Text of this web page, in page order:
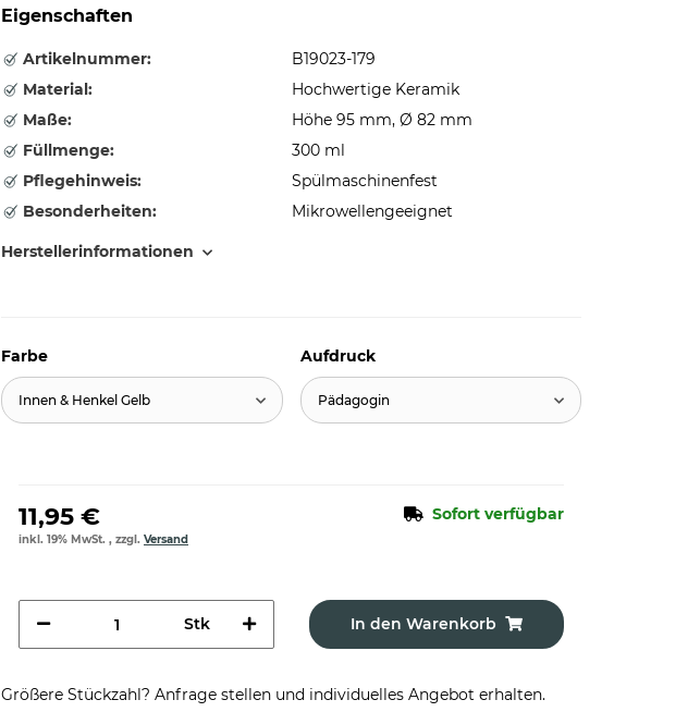
Eigenschaften
Artikelnummer:
B19023-179
Material:
Hochwertige Keramik
Maße:
Höhe 95 mm, Ø 82 mm
Füllmenge:
300 ml
Pflegehinweis:
Spülmaschinenfest
Besonderheiten:
Mikrowellengeeignet
Herstellerinformationen
Farbe
Innen & Henkel Gelb
Aufdruck
Pädagogin
11,95 € Sofort verfügbar
inkl. 19% MwSt. , zzgl. Versand
Stk In den Warenkorb
Größere Stückzahl? Anfrage stellen und individuelles Angebot erhalten.